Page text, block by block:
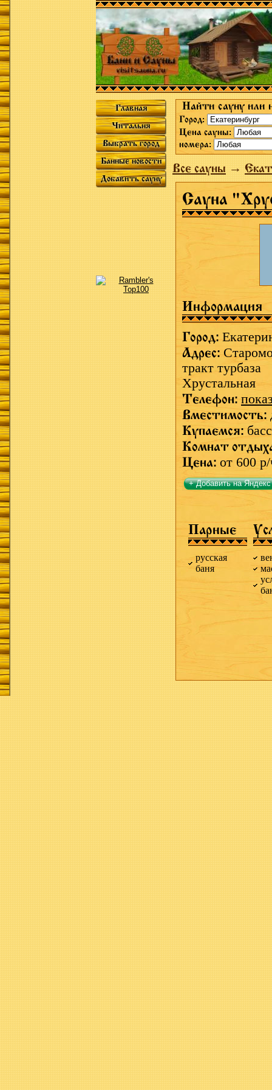
Главная
Читальня
Выбрать город
Банные новости
Добавить сауну
Найти сауну или
Город:
Цена сауны:
номера:
Все сауны→
Сауна
Информация
Город:
Адрес:
тракт турбаза
Хрустальная
Телефон:
Вместимость:
Купаемся:
Комнат
Цена: от 600
+ Добавить на Яндекс
Парные
русская
баня